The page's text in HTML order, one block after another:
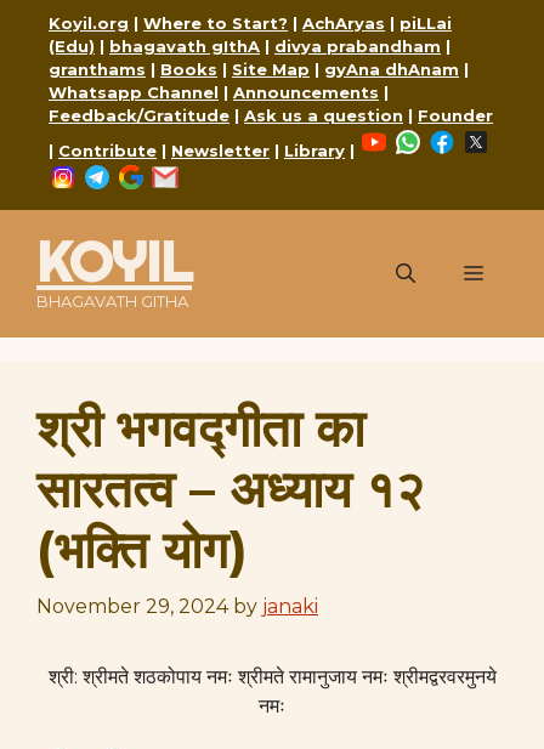
content
Koyil.org | Where to Start? | AchAryas | piLLai
(Edu) | bhagavath gIthA | divya prabandham |
granthams | Books | Site Map | gyAna dhAnam |
Whatsapp Channel | Announcements |
Feedback/Gratitude | Ask us a question | Founder
| Contribute | Newsletter | Library |
YouTubeWhatsApp
Facebook
Instagram
Telegram
Google
KOYIL
BHAGAVATH GITHA
Menu
श्री भगवद्गीता का
सारतत्व – अध्याय १२
(भक्ति योग)
November 29, 2024 by janaki
श्री: श्रीमते शठकोपाय नमः श्रीमते रामानुजाय नमः श्रीमद्वरवरमुनये
नमः